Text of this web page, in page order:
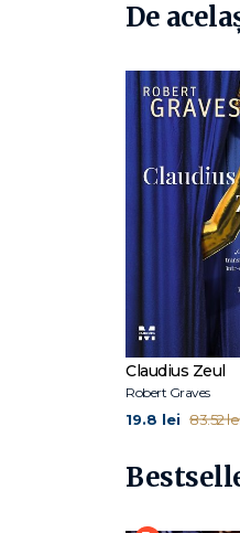
De
Claudius Zeul
Robert Graves
19.8 lei 83.52